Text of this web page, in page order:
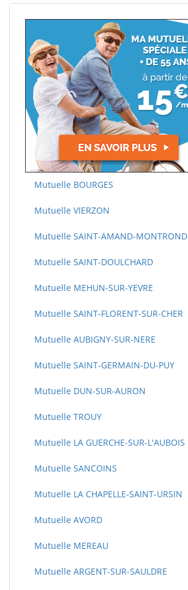
Mutuelle BOURGES
Mutuelle VIERZON
Mutuelle SAINT-AMAND-MONTROND
Mutuelle SAINT-DOULCHARD
Mutuelle MEHUN-SUR-YEVRE
Mutuelle SAINT-FLORENT-SUR-CHER
Mutuelle AUBIGNY-SUR-NERE
Mutuelle SAINT-GERMAIN-DU-PUY
Mutuelle DUN-SUR-AURON
Mutuelle TROUY
Mutuelle LA GUERCHE-SUR-L'AUBOIS
Mutuelle SANCOINS
Mutuelle LA CHAPELLE-SAINT-URSIN
Mutuelle AVORD
Mutuelle MEREAU
Mutuelle ARGENT-SUR-SAULDRE